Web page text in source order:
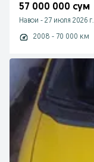
57 000 000 сум
Навои - 27 июля 2026 г.
2008 - 70 000 км